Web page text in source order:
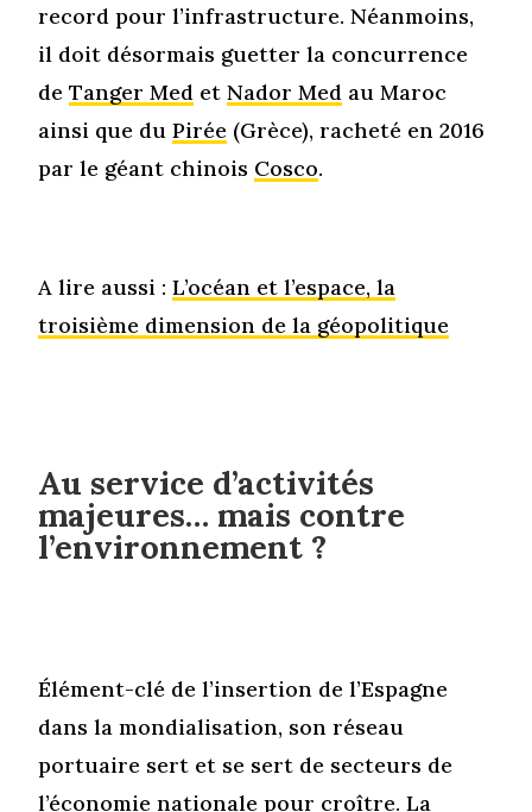
record pour l’infrastructure. Néanmoins,
il doit désormais guetter la concurrence
deTanger Med etNador Med au Maroc
ainsi que duPirée (Grèce), racheté en 2016
par le géant chinois Cosco.
A lire aussi :L’océan et l’espace, la
troisième dimension de la géopolitique
Au service d’activités
majeures… mais contre
l’environnement ?
Élément-clé de l’insertion de l’Espagne
dans la mondialisation, son réseau
portuaire sert et se sert de secteurs de
l’économie nationale pour croître. La